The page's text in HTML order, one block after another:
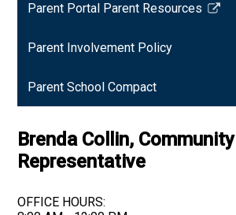
Parent Portal Parent Resources
Link
in
new
window
Parent Involvement Policy
Parent School Compact
Brenda Collin, Community
Representative
OFFICE HOURS: